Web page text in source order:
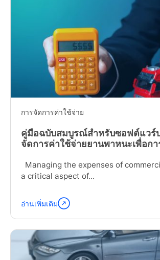
การจัดการค่าใช้จ่าย
คู่มือฉบับสมบูรณ์สำหรับซอฟต์แวร์
จัดการค่าใช้จ่ายยานพาหนะเพื่อก
Managing the expenses of
a critical aspect of...
อ่าน
ต่อ
"The
Ultimate
Guide
อ่านเพิ่มเติม